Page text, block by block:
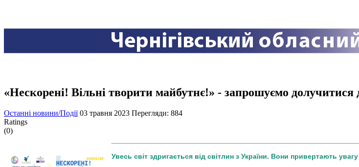
«Нескорені! Вільні творити майбутнє!» - запрошуємо долучитися
Останні новини/Події 03 травня 2023 Перегляди: 884
Ratings
(0)
Увесь світ здригається від світлин з України. Вони привертають